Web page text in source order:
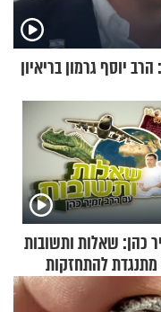
יוסף גרמון בריאיון
כהן: שאלות ותשובות
להתחזקות